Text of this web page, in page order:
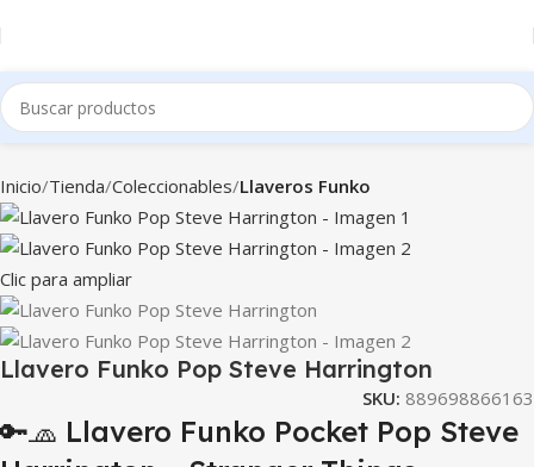
Inicio Tienda Coleccionables Llaveros Funko
Clic para ampliar
Llavero Funko Pop Steve Harrington
SKU: 889698866163
🔑🧢 Llavero Funko Pocket Pop Steve